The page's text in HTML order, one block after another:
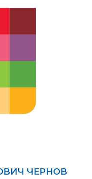
ЧЕРНОВ